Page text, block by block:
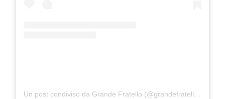
Un post condiviso da Grande Fratello (@grandefratellotv)